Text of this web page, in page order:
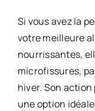
Si vous avez la
votre meilleure
nourrissantes,
microfissures,
hiver. Son
une option